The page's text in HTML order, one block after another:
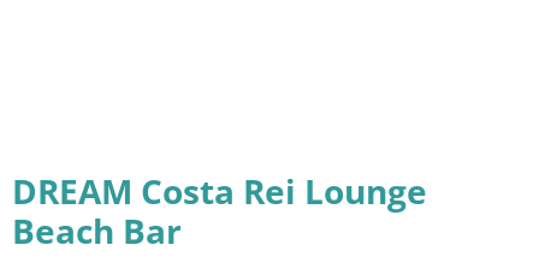
DREAM Costa Rei Lounge
Beach Bar